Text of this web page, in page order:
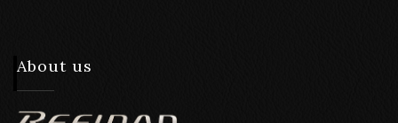
About us